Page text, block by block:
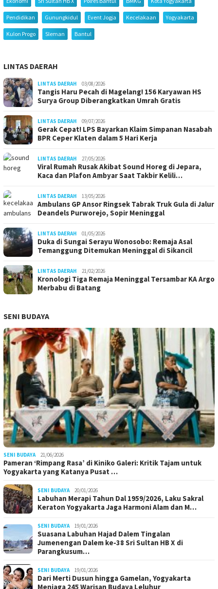
Pendidikan Gunungkidul Event Jogja Kecelakaan Yogyakarta
Kulon Progo Sleman Bantul
LINTAS DAERAH
LINTAS DAERAH 03/08/2026
Tangis Haru Pecah di Magelang! 156 Karyawan HS
Surya Group Diberangkatkan Umrah Gratis
LINTAS DAERAH 09/07/2026
Gerak Cepat! LPS Bayarkan Klaim Simpanan Nasabah
BPR Ceper Klaten dalam 5 Hari Kerja
LINTAS DAERAH 27/05/2026
Viral Rumah Rusak Akibat Sound Horeg di Jepara,
Kaca dan Plafon Ambyar Saat Takbir Kelili…
LINTAS DAERAH 13/05/2026
Ambulans GP Ansor Ringsek Tabrak Truk Gula di Jalur
Deandels Purworejo, Sopir Meninggal
LINTAS DAERAH 01/05/2026
Duka di Sungai Serayu Wonosobo: Remaja Asal
Temanggung Ditemukan Meninggal di Sikancil
LINTAS DAERAH 21/02/2026
Kronologi Tiga Remaja Meninggal Tersambar KA Argo
Merbabu di Batang
SENI BUDAYA
SENI BUDAYA 21/06/2026
Pameran ‘Rimpang Rasa’ di Kiniko Galeri: Kritik Tajam untuk
Yogyakarta yang Katanya Pusat …
SENI BUDAYA 20/01/2026
Labuhan Merapi Tahun Dal 1959/2026, Laku Sakral
Keraton Yogyakarta Jaga Harmoni Alam dan M…
SENI BUDAYA 19/01/2026
Suasana Labuhan Hajad Dalem Tingalan
Jumenengan Dalem ke-38 Sri Sultan HB X di
Parangkusum…
SENI BUDAYA 19/01/2026
Dari Merti Dusun hingga Gamelan, Yogyakarta
Menjaga 245 Warisan Budaya Leluhur